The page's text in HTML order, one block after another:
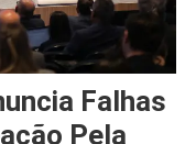
Falhas
Pela